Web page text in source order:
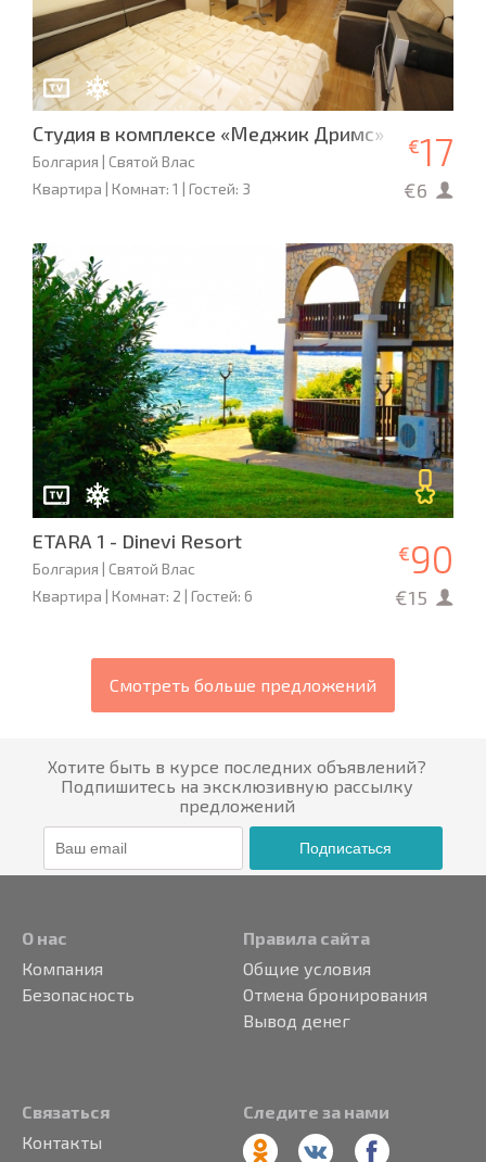
Студия в комплексе «Меджик Дримс»
Болгария | Святой Влас
Квартира | Комнат: 1 | Гостей: 3
€17
€6
ETARA 1 - Dinevi Resort
Болгария | Святой Влас
Квартира | Комнат: 2 | Гостей: 6
€90
€15
Смотреть больше предложений
Хотите быть в курсе последних объявлений?
Подпишитесь на эксклюзивную рассылку
предложений
Подписаться
О нас
Компания
Безопасность
Правила сайта
Общие условия
Отмена бронирования
Вывод денег
Связаться
Контакты
Следите за нами